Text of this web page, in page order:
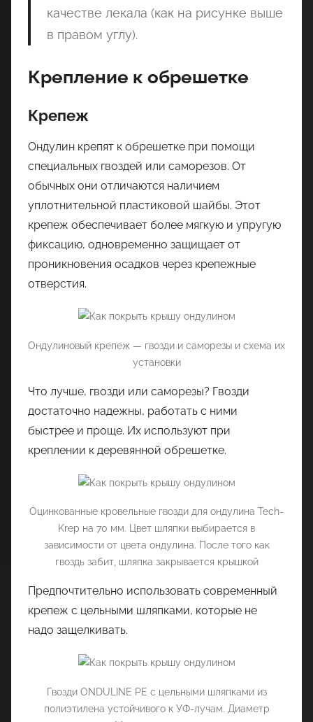
качестве лекала (как на рисунке выше
в правом углу).
Крепление к обрешетке
Крепеж
Ондулин крепят к обрешетке при помощи
специальных гвоздей или саморезов. От
обычных они отличаются наличием
уплотнительной пластиковой шайбы. Этот
крепеж обеспечивает более мягкую и упругую
фиксацию, одновременно защищает от
проникновения осадков через крепежные
отверстия.
Ондулиновый крепеж — гвозди и саморезы и схема их
установки
Что лучше, гвозди или саморезы? Гвозди
достаточно надежны, работать с ними
быстрее и проще. Их используют при
креплении к деревянной обрешетке.
Оцинкованные кровельные гвозди для ондулина Tech-
Krep на 70 мм. Цвет шляпки выбирается в
зависимости от цвета ондулина. После того как
гвоздь забит, шляпка закрывается крышкой
Предпочтительно использовать современный
крепеж с цельными шляпками, которые не
надо защелкивать.
Гвозди ONDULINE PE с цельными шляпками из
полиэтилена устойчивого к УФ-лучам. Диаметр